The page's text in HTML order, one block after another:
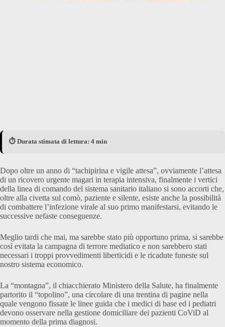
⏱️ Durata stimata di lettura: 4 min
Dopo oltre un anno di “tachipirina e vigile attesa”, ovviamente l’attesa
di un ricovero urgente magari in terapia intensiva, finalmente i vertici
della linea di comando del sistema sanitario italiano si sono accorti che,
oltre alla civetta sul comò, paziente e silente, esiste anche la possibilità
di combattere l’infezione virale al suo primo manifestarsi, evitando le
successive nefaste conseguenze.
Meglio tardi che mai, ma sarebbe stato più opportuno prima, si sarebbe
così evitata la campagna di terrore mediatico e non sarebbero stati
necessari i troppi provvedimenti liberticidi e le ricadute funeste sul
nostro sistema economico.
La “montagna”, il chiacchierato Ministero della Salute, ha finalmente
partorito il “topolino”, una circolare di una trentina di pagine nella
quale vengono fissate le linee guida che i medici di base ed i pediatri
devono osservare nella gestione domiciliare dei pazienti CoViD al
momento della prima diagnosi.